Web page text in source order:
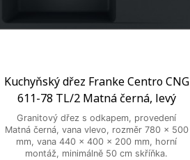
Kuchyňský dřez Franke Centro CNG
611-78 TL/2 Matná černá, levý
Granitový dřez s odkapem, provedení
Matná černá, vana vlevo, rozměr 780 x 500
mm, vana 440 x 400 x 200 mm, horní
montáž, minimálně 50 cm skříňka.